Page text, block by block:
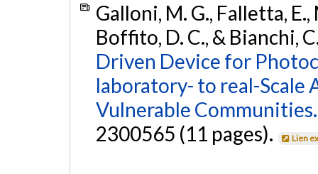
Galloni, M. G., Falletta,
Boffito, D. C., & Bianchi,
Driven Device for
laboratory- to real-Scale
Vulnerable Communities.
2300565 (11 pages).
Lien